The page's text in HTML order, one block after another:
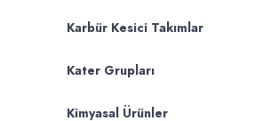
Karbür Kesici Takımlar
Kater Grupları
Kimyasal Ürünler